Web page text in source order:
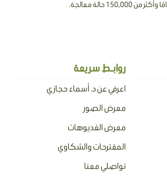
روابـط سريعة
اعرفي عن د. أسماء حجازي
معرض الصور
معرض الفديوهات
المقترحات والشكاوي
تواصلي معنا